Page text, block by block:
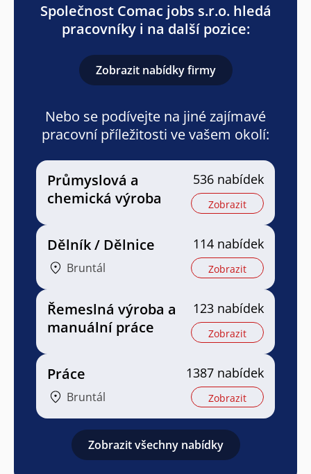
Společnost Comac jobs s.r.o. hledá
pracovníky i na další pozice:
Zobrazit nabídky firmy
Nebo se podívejte na jiné zajímavé
pracovní příležitosti ve vašem okolí:
Průmyslová a
chemická výroba
536 nabídek
Zobrazit
Dělník / Dělnice
Bruntál
114 nabídek
Zobrazit
Řemeslná výroba a
manuální práce
123 nabídek
Zobrazit
Práce
Bruntál
1387 nabídek
Zobrazit
Zobrazit všechny nabídky